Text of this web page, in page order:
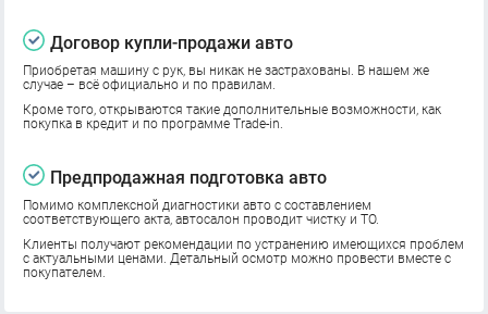
Договор купли-продажи авто
Приобретая машину с рук, вы никак не застрахованы. В нашем же
случае – всё официально и по правилам.
Кроме того, открываются такие дополнительные возможности, как
покупка в кредит и по программе Trade-in.
Предпродажная подготовка авто
Помимо комплексной диагностики авто с составлением
соответствующего акта, автосалон проводит чистку и ТО.
Клиенты получают рекомендации по устранению имеющихся проблем
с актуальными ценами. Детальный осмотр можно провести вместе с
покупателем.